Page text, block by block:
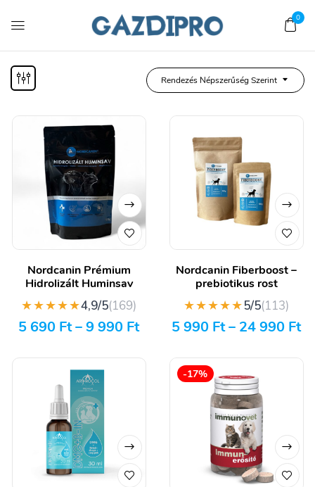
0
Rendezés Népszerűség Szerint
Nordcanin Prémium
Hidrolizált Huminsav
★★★★★4,9/5(169)
5 690 Ft–9 990 Ft
Nordcanin Fiberboost –
prebiotikus rost
★★★★★5/5(113)
5 990 Ft– 24 990 Ft
-17%